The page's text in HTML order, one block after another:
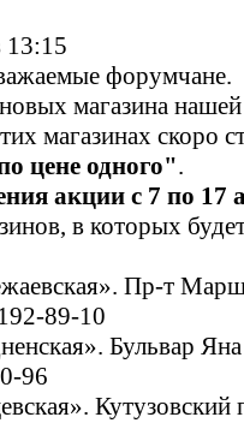
13:15
форумчане.
магазина
магазинах скоро
цене одного".
акции с 7 по 17
в которых
Пр-т
89-10
Бульвар
96
Кутузовский